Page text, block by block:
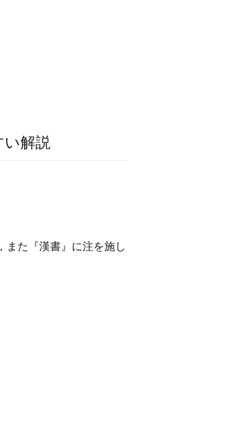
い解説
また『漢書』に注を施し